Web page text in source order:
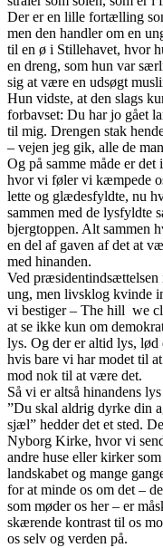
Der er en lille fortælling
men den handler om en
til en ø i Stillehavet, hvor
en dreng, som hun var
sig at være en udsøgt
Hun vidste, at den slags
forbavset: Du har jo gået
til mig. Drengen stak
– vejen jeg gik, alle de
Og på samme måde er
hvor vi føler vi kæmpede
lette og glædesfyldte, nu
sammen med de lysfyldte
bjergtoppen. Alt sammen
en del af gaven af det at
med hinanden.
Ved præsidentindsættelsen
ung, men livsklog kvinde
vi bestiger – The hill we
at se ikke kun om
lys. Og der er altid lys, lød
hvis bare vi har modet til
mod nok til at være det.
Så vi er altså hinandens
”Du skal aldrig dyrke din
sjæl” hedder det et sted.
Nyborg Kirke, hvor vi
andre huse eller kirker
landskabet og mange
for at minde os om det –
som møder os her – er
skærende kontrast til os
os selv og verden på.